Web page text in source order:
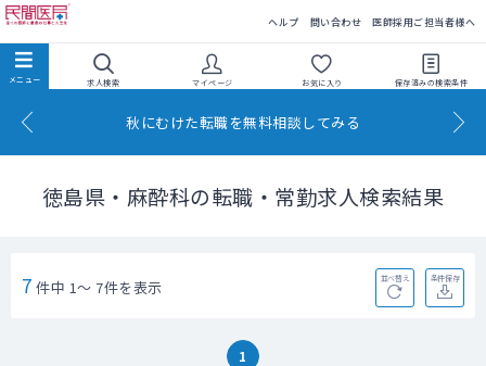
ヘルプ 問い合わせ 医師採用ご担当者様へ
求人検索 マイページ お気に入り 保存済みの検索条件
秋にむけた転職を無料相談してみる
徳島県・麻酔科の転職・常勤求人検索結果
7 件中 1～ 7件を表示 並べ替え 条件保存
1